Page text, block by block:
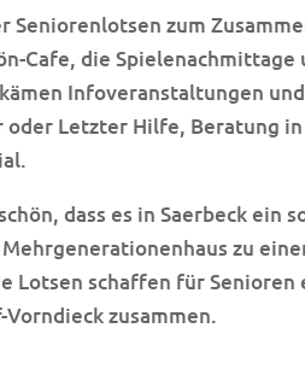
zum
Cafe, die
Infoveranstaltungen
oder Letzter Hilfe, Beratung
dass es in Saerbeck ein
zu
Lotsen schaffen für Senioren
zusammen.